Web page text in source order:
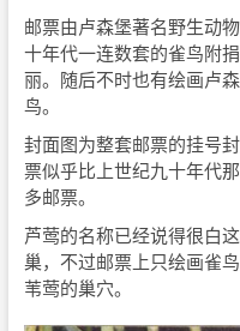
邮票由卢森堡著名野生动
十年代一连数套的雀鸟附
丽。随后不时也有绘画卢
鸟。
封面图为整套邮票的挂号
票似乎比上世纪九十年代
多邮票。
芦莺的名称已经说得很白
巢，不过邮票上只绘画雀
苇莺的巢穴。